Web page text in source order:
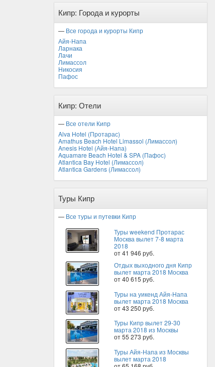
Кипр: Города и курорты
— Все города и курорты Кипр
Айя-Напа
Ларнака
Лачи
Лимассол
Никосия
Пафос
Кипр: Отели
— Все отели Кипр
Alva Hotel (Протарас)
Amathus Beach Hotel Limassol (Лимассол)
Anesis Hotel (Айя-Напа)
Aquamare Beach Hotel & SPA (Пафос)
Atlantica Bay Hotel (Лимассол)
Atlantica Gardens (Лимассол)
Туры Кипр
— Все туры и путевки Кипр
Туры weekend Протарас
Москва вылет 7-8 марта
2018
от 41 946 руб.
Отдых выходного дня Кипр
вылет марта 2018 Москва
от 40 615 руб.
Туры на уикенд Айя-Напа
вылет марта 2018 Москва
от 43 250 руб.
Туры Кипр вылет 29-30
марта 2018 из Москвы
от 55 273 руб.
Туры Айя-Напа из Москвы
вылет марта 2018